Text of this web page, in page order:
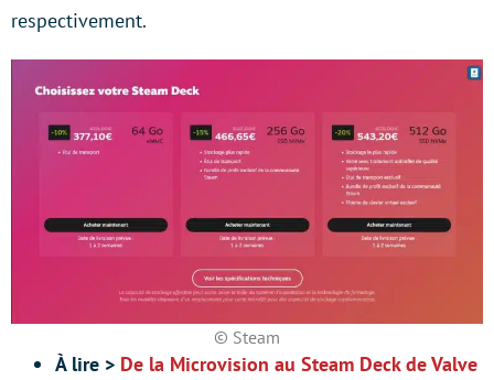
respectivement.
© Steam
À lire > De la Microvision au Steam Deck de Valve